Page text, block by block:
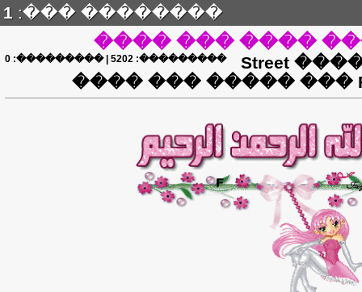
�������� ���:
1
����� ���� ���
���������:
5202
| ���������:
0
���� ���� ������� Street